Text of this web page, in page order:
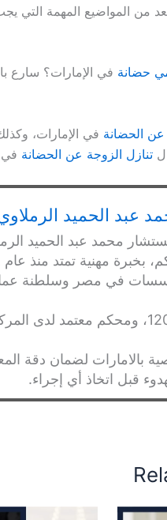
من المواضيع المهمة التي
حضانة في الإمارات؟ سارع
عن الحضانة في الإمارات،
تنازل الزوجة عن الحضانة في
عبد الحميد
محمد عبد الحميد
في مصر وسلطنة
مقيد بنقابة المحامين بمصر برقم 120365، ومحكم
بالامارات لضمان دقة
قبل اتخاذ أي إجراء.